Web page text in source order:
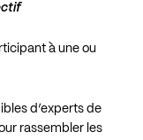
à une ou
d’experts de
rassembler les